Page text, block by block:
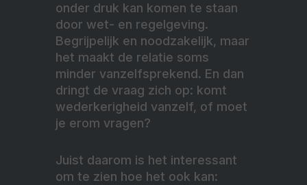
onder druk kan komen te staan
door wet- en regelgeving.
Begrijpelijk en noodzakelijk, maar
het maakt de relatie soms
minder vanzelfsprekend. En dan
dringt de vraag zich op: komt
wederkerigheid vanzelf, of moet
je erom vragen?
Juist daarom is het interessant
om te zien hoe het ook kan: